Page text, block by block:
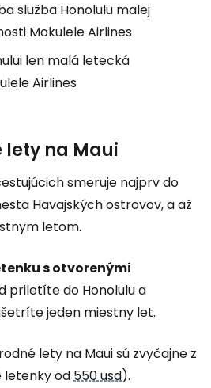
služba Honolulu malej
Mokulele Airlines
len malá letecká
Airlines
lety na Maui
smeruje najprv do
Havajských ostrovov, a až
letom.
s otvorenými
priletíte do Honolulu a
jeden miestny let.
lety na Maui sú zvyčajne z
letenky od550 usd).